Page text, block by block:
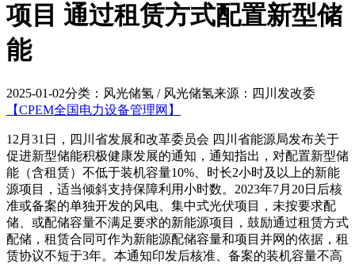
项目 通过租赁方式配置新型储
能
2025-01-02分类：风光储氢 / 风光储氢来源：四川发改委
【CPEM全国电力设备管理网】
12月31日，四川省发展和改革委员会 四川省能源局发布关于
促进新型储能积极健康发展的通知，通知指出，对配置新型储
能（含租赁）不低于装机容量10%、时长2小时及以上的新能
源项目，适当倾斜支持保障利用小时数。2023年7月20日后核
准或备案的单独开发的风电、集中式光伏项目，未按要求配
储、或配储容量不满足要求的新能源项目，鼓励通过租赁方式
配储，租赁合同可作为新能源配储容量和项目并网的依据，租
赁协议不短于3年。本通知印发后核准、备案的装机容量不高